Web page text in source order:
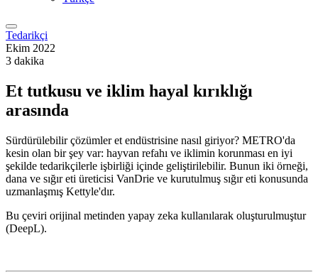
Tedarikçi
Ekim 2022
3 dakika
Et tutkusu ve iklim hayal kırıklığı
arasında
Sürdürülebilir çözümler et endüstrisine nasıl giriyor? METRO'da
kesin olan bir şey var: hayvan refahı ve iklimin korunması en iyi
şekilde tedarikçilerle işbirliği içinde geliştirilebilir. Bunun iki örneği,
dana ve sığır eti üreticisi VanDrie ve kurutulmuş sığır eti konusunda
uzmanlaşmış Kettyle'dır.
Bu çeviri orijinal metinden yapay zeka kullanılarak oluşturulmuştur
(DeepL).